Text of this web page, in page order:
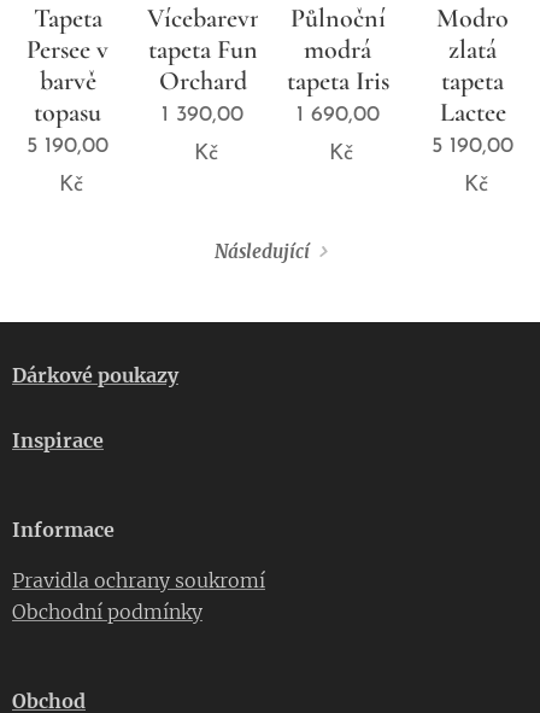
Tapeta
Persee v
barvě
topasu
5 190,00
Kč
Vícebarevná
tapeta Fun
Orchard
1 390,00
Kč
Půlnoční
modrá
tapeta Iris
1 690,00
Kč
Modro
zlatá
tapeta
Lactee
5 190,00
Kč
Následující
Dárkové poukazy
Inspirace
Informace
Pravidla ochrany soukromí
Obchodní podmínky
Obchod